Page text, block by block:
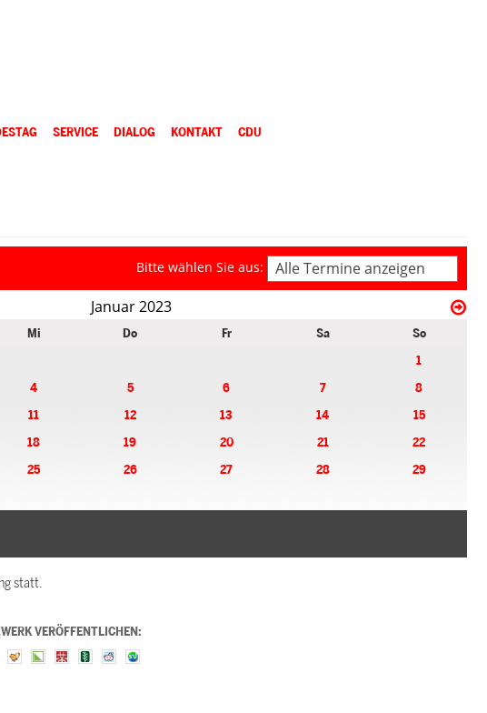
SERVICE DIALOG KONTAKT CDU
Bitte wählen Sie aus:
Alle Termine anzeigen
Januar 2023
Mi Do Fr Sa
So
1
4 5 6 7
8
11 12 13 14
15
18 19 20 21
22
25 26 27 28
29
statt.
VERÖFFENTLICHEN: